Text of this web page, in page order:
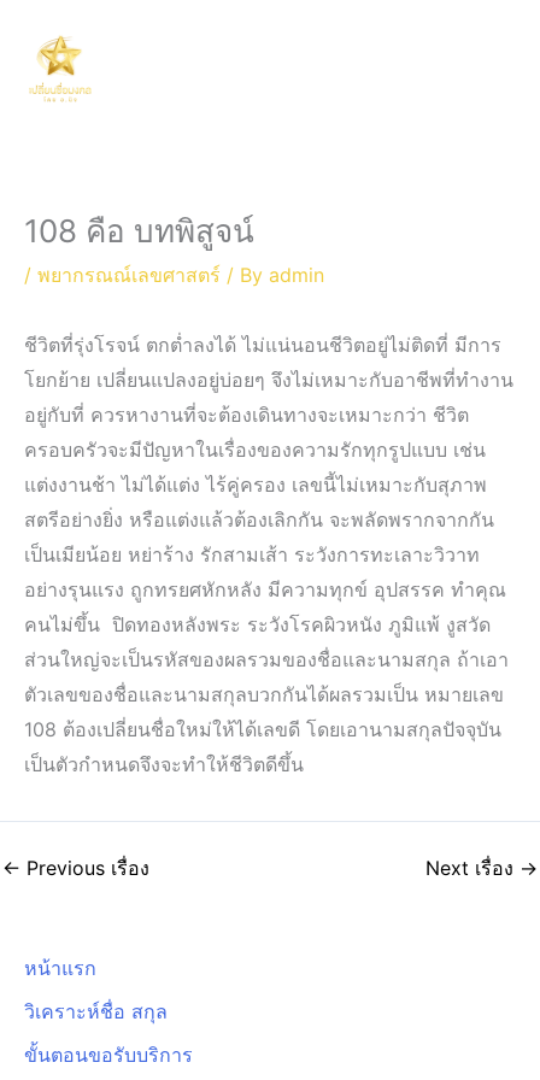
content
108 คือ บทพิสูจน์
/ พยากรณณ์เลขศาสตร์ / By admin
ชีวิตที่รุ่งโรจน์ ตกต่ำลงได้ ไม่แน่นอนชีวิตอยู่ไม่ติดที่ มีการ
โยกย้าย เปลี่ยนแปลงอยู่บ่อยๆ จึงไม่เหมาะกับอาชีพที่ทำงาน
อยู่กับที่ ควรหางานที่จะต้องเดินทางจะเหมาะกว่า ชีวิต
ครอบครัวจะมีปัญหาในเรื่องของความรักทุกรูปแบบ เช่น
แต่งงานช้า ไม่ได้แต่ง ไร้คู่ครอง เลขนี้ไม่เหมาะกับสุภาพ
สตรีอย่างยิ่ง หรือแต่งแล้วต้องเลิกกัน จะพลัดพรากจากกัน
เป็นเมียน้อย หย่าร้าง รักสามเส้า ระวังการทะเลาะวิวาท
อย่างรุนแรง ถูกทรยศหักหลัง มีความทุกข์ อุปสรรค ทำคุณ
คนไม่ขึ้น ปิดทองหลังพระ ระวังโรคผิวหนัง ภูมิแพ้ งูสวัด
ส่วนใหญ่จะเป็นรหัสของผลรวมของชื่อและนามสกุล ถ้าเอา
ตัวเลขของชื่อและนามสกุลบวกกันได้ผลรวมเป็น หมายเลข
108 ต้องเปลี่ยนชื่อใหม่ให้ได้เลขดี โดยเอานามสกุลปัจจุบัน
เป็นตัวกำหนดจึงจะทำให้ชีวิตดีขึ้น
← Previous เรื่อง Next เรื่อง →
หน้าแรก
วิเคราะห์ชื่อ สกุล
ขั้นตอนขอรับบริการ